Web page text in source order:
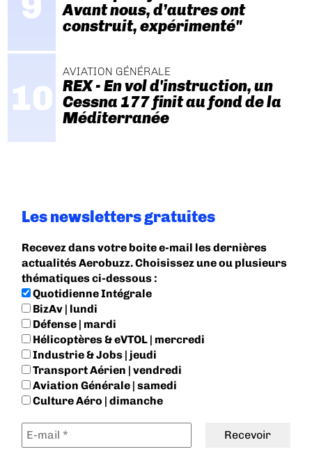
Avant nous, d’autres ont
construit, expérimenté"
AVIATION GÉNÉRALE
REX - En vol d'instruction, un
Cessna 177 finit au fond de la
Méditerranée
Les newsletters gratuites
Recevez dans votre boite e-mail les dernières
actualités Aerobuzz. Choisissez une ou plusieurs
thématiques ci-dessous :
Quotidienne Intégrale
BizAv | lundi
Défense | mardi
Hélicoptères & eVTOL | mercredi
Industrie & Jobs | jeudi
Transport Aérien | vendredi
Aviation Générale | samedi
Culture Aéro | dimanche